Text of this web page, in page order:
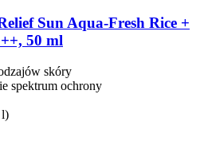
Sun Aqua-​Fresh Rice +
50 ml
skóry
spektrum ochrony
l)